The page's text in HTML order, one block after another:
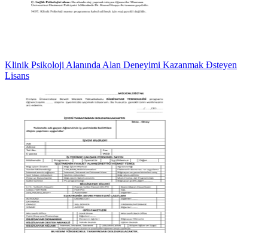
Klinik Psikoloji Alanında Alan Deneyimi Kazanmak Đsteyen
Lisans